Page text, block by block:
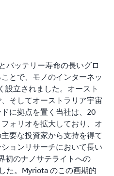
バッテリー寿命の長いグロ
とで、モノのインターネッ
設立されました。オースト
そしてオーストラリア宇宙
に拠点を置く当社は、20
ォリオを拡大しており、オ
要な投資家から支持を得て
ョンリサーチにおいて長い
初のナノサテライトへの
た。Myriota のこの画期的